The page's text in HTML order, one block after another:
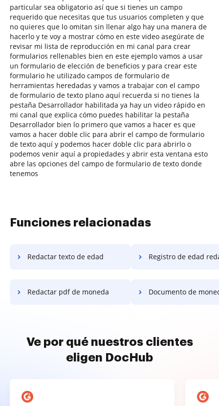
particular sea obligatorio así que si tienes un campo
requerido que necesitas que tus usuarios completen y que
no quieres que lo omitan sin llenar algo hay una manera de
hacerlo y te voy a mostrar cómo en este video asegúrate de
revisar mi lista de reproducción en mi canal para crear
formularios rellenables bien en este ejemplo vamos a usar
un formulario de elección de beneficios y para crear este
formulario he utilizado campos de formulario de
herramientas heredadas y vamos a trabajar con el campo
de formulario de texto plano aquí recuerda si no tienes la
pestaña Desarrollador habilitada ya hay un video rápido en
mi canal que explica cómo puedes habilitar la pestaña
Desarrollador bien lo primero que vamos a hacer es que
vamos a hacer doble clic para abrir el campo de formulario
de texto aquí y podemos hacer doble clic para abrirlo o
podemos venir aquí a propiedades y abrir esta ventana esto
abre las opciones del campo de formulario de texto donde
tenemos
Funciones relacionadas
Redactar texto de edad Registro de edad
Redactar pdf de moneda Documento de moneda
Ve por qué nuestros clientes
eligen DocHub